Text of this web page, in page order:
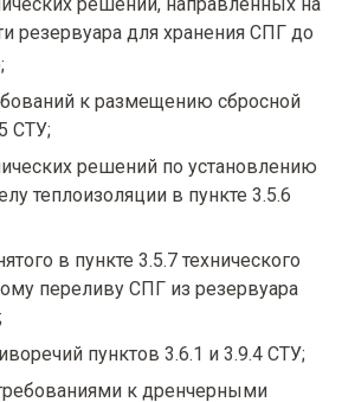
резервуара для хранения СПГ до
к размещению сбросной
СТУ;
решений по установлению
теплоизоляции в пункте 3.5.6
в пункте 3.5.7 технического
переливу СПГ из резервуара
пунктов 3.6.1 и 3.9.4 СТУ;
к дренчерными